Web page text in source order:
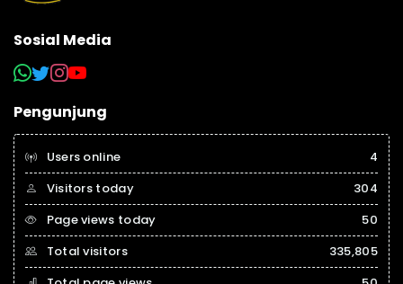
Sosial Media
Pengunjung
Users online
4
Visitors today
304
Page views today
50
Total visitors
335,805